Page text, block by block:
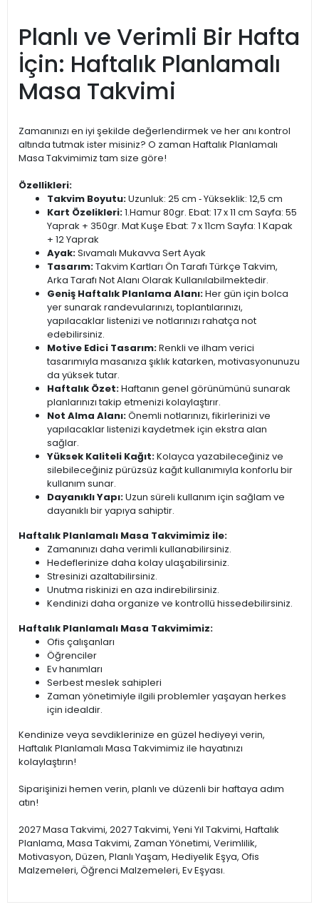
Planlı ve Verimli Bir Hafta
İçin: Haftalık Planlamalı
Masa Takvimi
Zamanınızı en iyi şekilde değerlendirmek ve her anı kontrol
altında tutmak ister misiniz? O zaman Haftalık Planlamalı
Masa Takvimimiz tam size göre!
Özellikleri:
Takvim Boyutu:Uzunluk: 25 cm ‐ Yükseklik: 12,5 cm
Kart Özelikleri:1.Hamur 80gr. Ebat: 17 x 11 cm Sayfa: 55
Yaprak + 350gr. Mat Kuşe Ebat: 7 x 11cm Sayfa: 1 Kapak
+ 12 Yaprak
Ayak:Sıvamalı Mukavva Sert Ayak
Tasarım:Takvim Kartları Ön Tarafı Türkçe Takvim,
Arka Tarafı Not Alanı Olarak Kullanılabilmektedir.
Geniş Haftalık Planlama Alanı:Her gün için bolca
yer sunarak randevularınızı, toplantılarınızı,
yapılacaklar listenizi ve notlarınızı rahatça not
edebilirsiniz.
Motive Edici Tasarım:Renkli ve ilham verici
tasarımıyla masanıza şıklık katarken, motivasyonunuzu
da yüksek tutar.
Haftalık Özet:Haftanın genel görünümünü sunarak
planlarınızı takip etmenizi kolaylaştırır.
Not Alma Alanı:Önemli notlarınızı, fikirlerinizi ve
yapılacaklar listenizi kaydetmek için ekstra alan
sağlar.
Yüksek Kaliteli Kağıt:Kolayca yazabileceğiniz ve
silebileceğiniz pürüzsüz kağıt kullanımıyla konforlu bir
kullanım sunar.
Dayanıklı Yapı:Uzun süreli kullanım için sağlam ve
dayanıklı bir yapıya sahiptir.
Haftalık Planlamalı Masa Takvimimiz ile:
Zamanınızı daha verimli kullanabilirsiniz.
Hedeflerinize daha kolay ulaşabilirsiniz.
Stresinizi azaltabilirsiniz.
Unutma riskinizi en aza indirebilirsiniz.
Kendinizi daha organize ve kontrollü hissedebilirsiniz.
Haftalık Planlamalı Masa Takvimimiz:
Ofis çalışanları
Öğrenciler
Ev hanımları
Serbest meslek sahipleri
Zaman yönetimiyle ilgili problemler yaşayan herkes
için idealdir.
Kendinize veya sevdiklerinize en güzel hediyeyi verin,
Haftalık Planlamalı Masa Takvimimiz ile hayatınızı
kolaylaştırın!
Siparişinizi hemen verin, planlı ve düzenli bir haftaya adım
atın!
2027 Masa Takvimi, 2027 Takvimi, Yeni Yıl Takvimi, Haftalık
Planlama, Masa Takvimi, Zaman Yönetimi, Verimlilik,
Motivasyon, Düzen, Planlı Yaşam, Hediyelik Eşya, Ofis
Malzemeleri, Öğrenci Malzemeleri, Ev Eşyası.